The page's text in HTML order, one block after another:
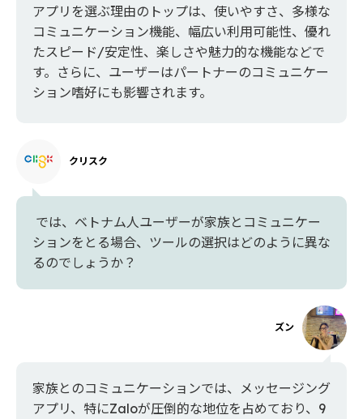
アプリを選ぶ理由のトップは、使いやすさ、多様な
コミュニケーション機能、幅広い利用可能性、優れ
たスピード/安定性、楽しさや魅力的な機能などで
す。さらに、ユーザーはパートナーのコミュニケー
ション嗜好にも影響されます。
クリスク
では、ベトナム人ユーザーが家族とコミュニケー
ションをとる場合、ツールの選択はどのように異な
るのでしょうか？
ズン
家族とのコミュニケーションでは、メッセージング
アプリ、特にZaloが圧倒的な地位を占めており、9